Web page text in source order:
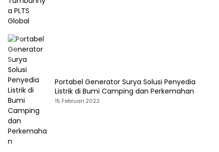
Portabel Generator Surya Solusi Penyedia
Listrik di Bumi Camping dan Perkemahan
15 Februari 2022